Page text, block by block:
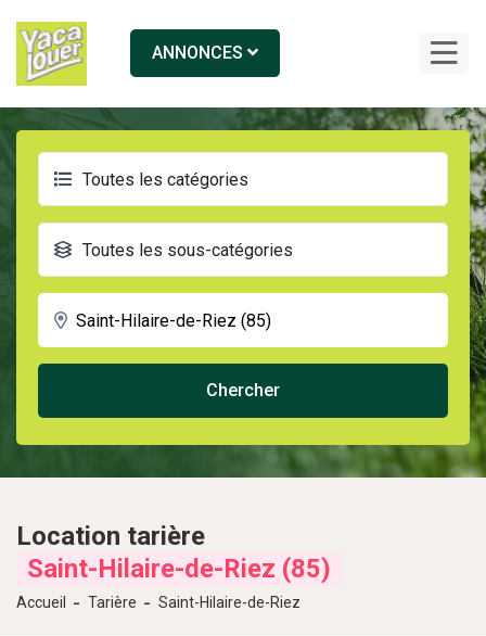
ANNONCES
Toutes les catégories
Toutes les sous-catégories
Location tarière
Saint-Hilaire-de-Riez (85)
Accueil Tarière Saint-Hilaire-de-Riez